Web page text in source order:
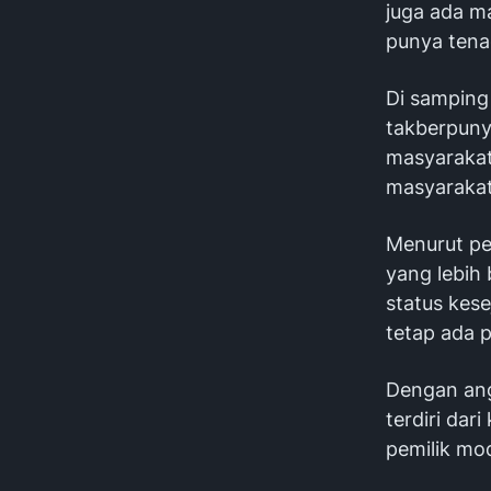
juga ada
punya
Di
Menurut
yang lebih
status
tetap ada
Dengan
terdiri dari
pemilik